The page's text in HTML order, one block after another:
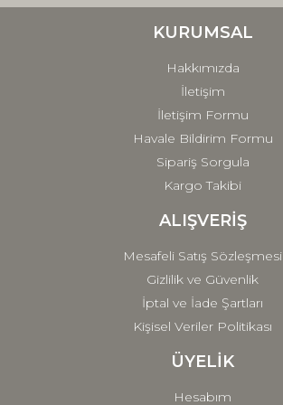
Ürün fiyatı diğer sitelerden daha pahalı.
Gönder
KURUMSAL
Hakkımızda
İletişim
İletişim Formu
Havale Bildirim Formu
Sipariş Sorgula
Kargo Takibi
ALIŞVERİŞ
Mesafeli Satış Sözleşmesi
Gizlilik ve Güvenlik
İptal ve İade Şartları
Kişisel Veriler Politikası
ÜYELİK
Hesabım